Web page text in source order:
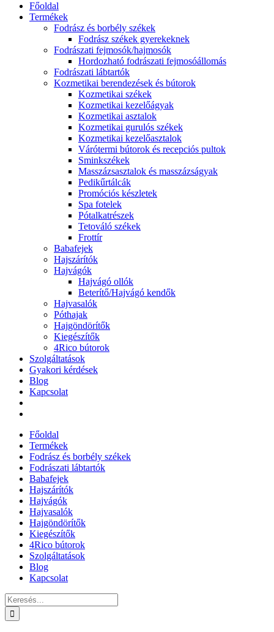
Főoldal
Termékek
Fodrász és borbély székek
Fodrász székek gyerekeknek
Fodrászati fejmosók/hajmosók
Hordozható fodrászati fejmosóállomás
Fodrászati lábtartók
Kozmetikai berendezések és bútorok
Kozmetikai székek
Kozmetikai kezelőágyak
Kozmetikai asztalok
Kozmetikai gurulós székek
Kozmetikai kezelőasztalok
Várótermi bútorok és recepciós pultok
Sminkszékek
Masszázsasztalok és masszázságyak
Pedikűrtálcák
Promóciós készletek
Spa fotelek
Pótalkatrészek
Tetováló székek
Frottír
Babafejek
Hajszárítók
Hajvágók
Hajvágó ollók
Beterítő/Hajvágó kendők
Hajvasalók
Póthajak
Hajgöndörítők
Kiegészítők
4Rico bútorok
Szolgáltatások
Gyakori kérdések
Blog
Kapcsolat
Főoldal
Termékek
Fodrász és borbély székek
Fodrászati lábtartók
Babafejek
Hajszárítók
Hajvágók
Hajvasalók
Hajgöndörítők
Kiegészítők
4Rico bútorok
Szolgáltatások
Blog
Kapcsolat
Keresés...